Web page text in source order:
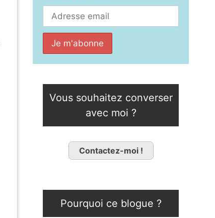
Vous souhaitez converser
avec moi ?
Contactez-moi !
Pourquoi ce blogue ?